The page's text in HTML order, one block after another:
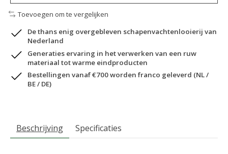
Toevoegen om te vergelijken
De thans enig overgebleven schapenvachtenlooierij van
Nederland
Generaties ervaring in het verwerken van een ruw
materiaal tot warme eindproducten
Bestellingen vanaf €700 worden franco geleverd (NL /
BE / DE)
Beschrijving Specificaties